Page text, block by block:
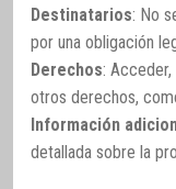
Destinatarios: No
por una obligación
Derechos:
otros derechos,
Información
detallada sobre la